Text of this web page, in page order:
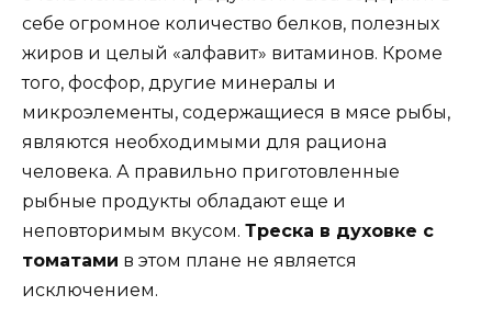
себе огромное количество белков, полезных
жиров и целый «алфавит» витаминов. Кроме
того, фосфор, другие минералы и
микроэлементы, содержащиеся в мясе рыбы,
являются необходимыми для рациона
человека. А правильно приготовленные
рыбные продукты обладают еще и
неповторимым вкусом. Треска в духовке с
томатами в этом плане не является
исключением.